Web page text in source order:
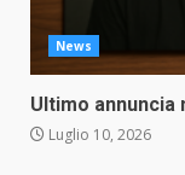
News
Ultimo annuncia
Luglio 10, 2026